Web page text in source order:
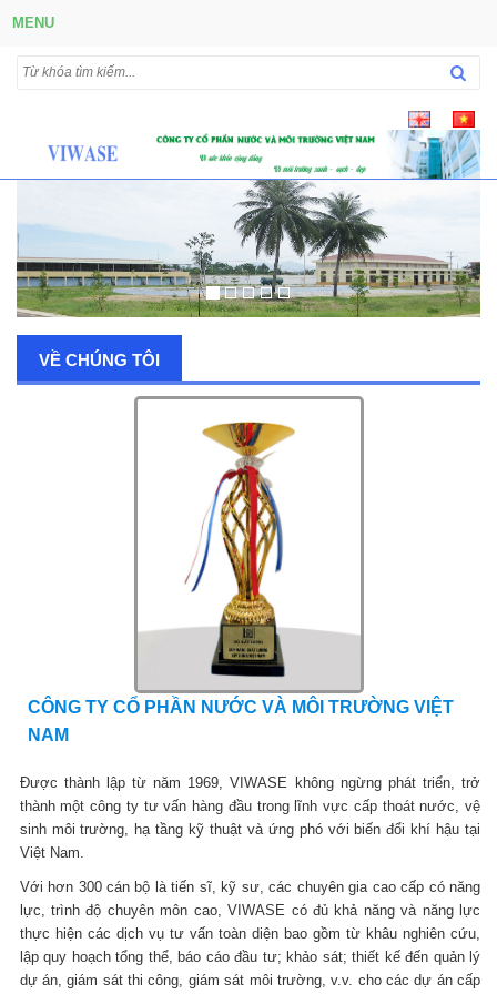
MENU
VỀ CHÚNG TÔI
CÔNG TY CỔ PHẦN NƯỚC VÀ MÔI TRƯỜNG VIỆT
NAM
Được thành lập từ năm 1969, VIWASE không ngừng phát triển, trở
thành một công ty tư vấn hàng đầu trong lĩnh vực cấp thoát nước, vệ
sinh môi trường, hạ tầng kỹ thuật và ứng phó với biến đổi khí hậu tại
Việt Nam.
Với hơn 300 cán bộ là tiến sĩ, kỹ sư, các chuyên gia cao cấp có năng
lực, trình độ chuyên môn cao, VIWASE có đủ khả năng và năng lực
thực hiện các dịch vụ tư vấn toàn diện bao gồm từ khâu nghiên cứu,
lập quy hoạch tổng thể, báo cáo đầu tư; khảo sát; thiết kế đến quản lý
dự án, giám sát thi công, giám sát môi trường, v.v. cho các dự án cấp